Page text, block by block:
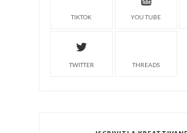
TIKTOK YOU TUBE
TWITTER THREADS